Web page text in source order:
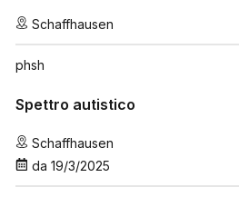
Schaffhausen
phsh
Spettro autistico
Schaffhausen
da 19/3/2025